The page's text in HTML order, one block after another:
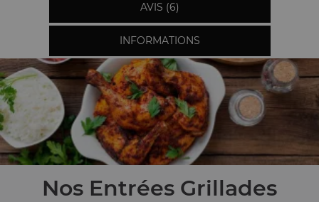
AVIS (6)
INFORMATIONS
Nos Entrées Grillades